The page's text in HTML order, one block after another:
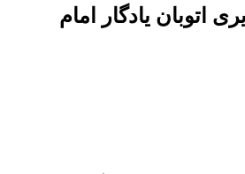
اتوبان یادگار امام